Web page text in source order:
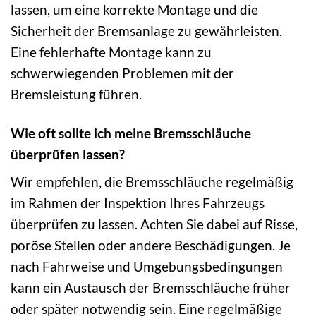
lassen, um eine korrekte Montage und die
Sicherheit der Bremsanlage zu gewährleisten.
Eine fehlerhafte Montage kann zu
schwerwiegenden Problemen mit der
Bremsleistung führen.
Wie oft sollte ich meine Bremsschläuche
überprüfen lassen?
Wir empfehlen, die Bremsschläuche regelmäßig
im Rahmen der Inspektion Ihres Fahrzeugs
überprüfen zu lassen. Achten Sie dabei auf Risse,
poröse Stellen oder andere Beschädigungen. Je
nach Fahrweise und Umgebungsbedingungen
kann ein Austausch der Bremsschläuche früher
oder später notwendig sein. Eine regelmäßige